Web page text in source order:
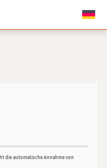
die automatische Annahme von